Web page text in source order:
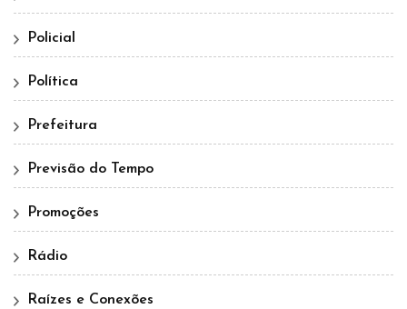
Policial
Política
Prefeitura
Previsão do Tempo
Promoções
Rádio
Raízes e Conexões